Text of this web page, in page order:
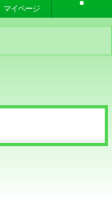
マイページ